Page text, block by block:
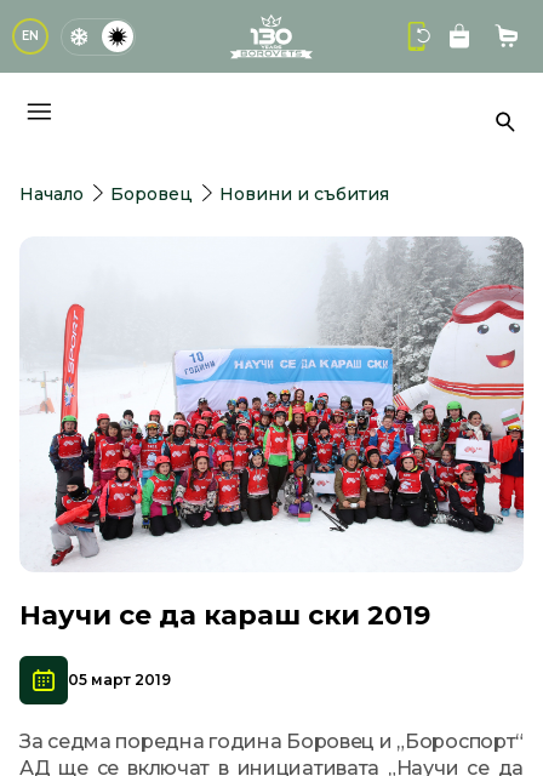
EN logo
Начало Боровец Новини и събития
Научи се да караш ски 2019
05 март 2019
За седма поредна година Боровец и „Бороспорт“
АД ще се включат в инициативата „Научи се да